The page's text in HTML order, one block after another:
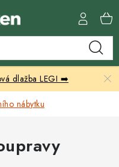
dlažba LEGI ➡️
nábytku